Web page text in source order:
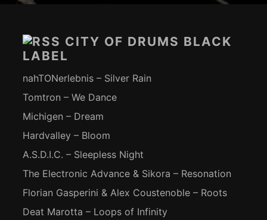
CITY OF DRUMS BLACK
LABEL
nahTONerlebnis – Silver Rain
Tomtron – We Dance
Michigen – Dream
Hardvalley – Bloom
A.S.D.I.C. – Sleepless Night
The Electronic Advance & Sikora – Resonation
Florian Gasperini & Alex Coustenoble – Roots
Deat Marotta – Loops of Infinity